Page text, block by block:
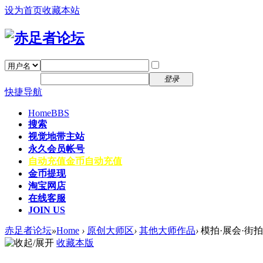
设为首页收藏本站
登录
快捷导航
HomeBBS
搜索
视觉地带主站
永久会员帐号
自动充值金币自动充值
金币提现
淘宝网店
在线客服
JOIN US
赤足者论坛»Home › 原创大师区› 其他大师作品› 模拍·展会·街
收藏本版